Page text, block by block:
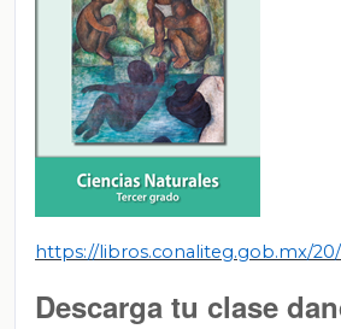
https://libros.conaliteg.gob.mx/
Descarga tu clase